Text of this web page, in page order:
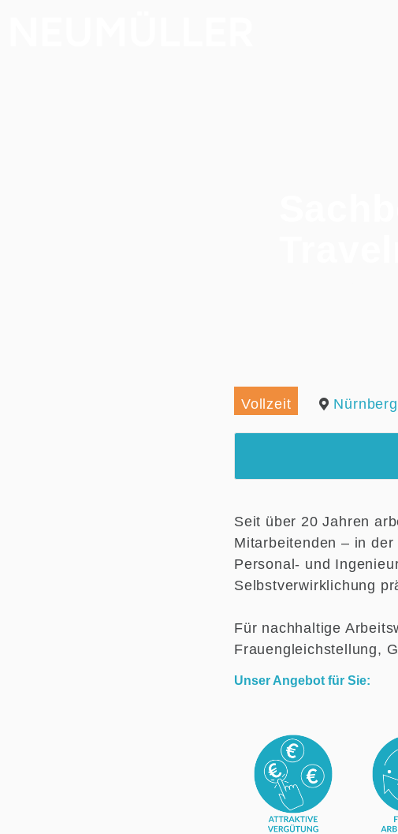
Vollzeit Nürnberg
Seit über 20 Jahren
Mitarbeitenden – in
Personal- und
Selbstverwirklichung
Für nachhaltige
Frauengleichstellung,
Unser Angebot für Sie: